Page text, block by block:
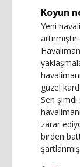
Koyun
Yeni
güzel
Sen şimdi
zarar
birden